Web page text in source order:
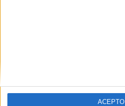
ACEPTO
PINTEREST